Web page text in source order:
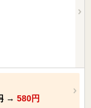
→ 580円